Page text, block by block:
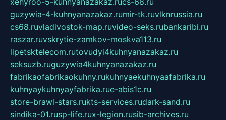
guzywia-4-kuhnyanazakaz.rumir-tk.ruvlknrussia.ru
cs68.ruvladivostok-map.ruvideo-seks.rubankaribi.ru
raszar.ruvskrytie-zamkov-moskva113.ru
lipetsktelecom.rutovudyi4kuhnyanazakaz.ru
seksuzb.ruguzywia4kuhnyanazakaz.ru
fabrikaofabrikaokuhny.rukuhnyaekuhnyaafabrika.ru
kuhnyaykuhnyayfabrika.rue-abis1c.ru
store-brawl-stars.rukts-services.rudark-sand.ru
sindika-01.rusp-life.rux-legion.rusib-archives.ru